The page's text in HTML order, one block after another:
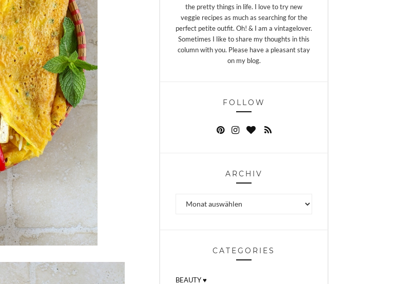
the pretty things in life. I love to try new
veggie recipes as much as searching for the
perfect petite outfit. Oh! & I am a vintagelover.
Sometimes I like to share my thoughts in this
column with you. Please have a pleasant stay
on my blog.
FOLLOW
ARCHIV
CATEGORIES
BEAUTY ♥